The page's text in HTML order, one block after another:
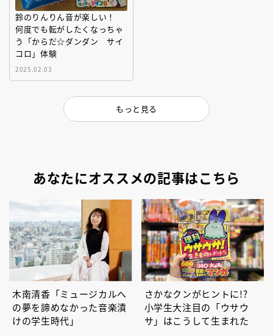
鈴のりんりん音が楽しい！
何度でも転がしたくなっちゃ
う「からだ☆ダンダン サイ
コロ」体験
2025.02.03
もっと見る
あなたにオススメの記事はこちら
木南清香「ミュージカルへ
の夢を諦めなかった音楽漬
けの学生時代」
さかなクンがヒントに!?
小学生大注目の「ウサウ
サ」はこうして生まれた